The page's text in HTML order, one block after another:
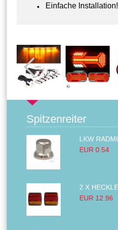
Einfache Installation!
Spitzenreiter
EUR 0.54
EUR 12.96